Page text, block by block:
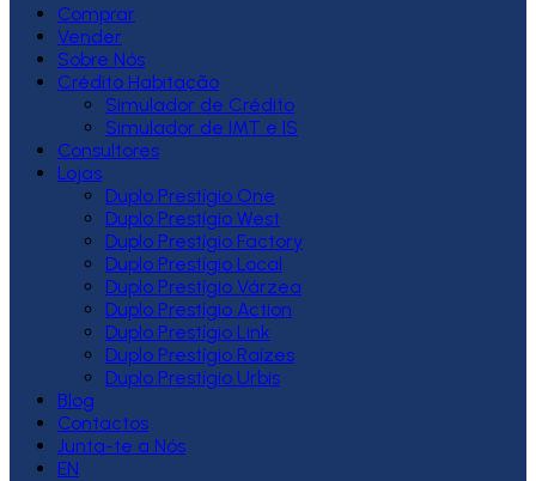
Comprar
Vender
Sobre Nós
Crédito Habitação
Simulador de Crédito
Simulador de IMT e IS
Consultores
Lojas
Duplo Prestígio One
Duplo Prestígio West
Duplo Prestígio Factory
Duplo Prestígio Local
Duplo Prestígio Várzea
Duplo Prestígio Action
Duplo Prestígio Link
Duplo Prestígio Raízes
Duplo Prestígio Urbis
Blog
Contactos
Junta-te a Nós
EN